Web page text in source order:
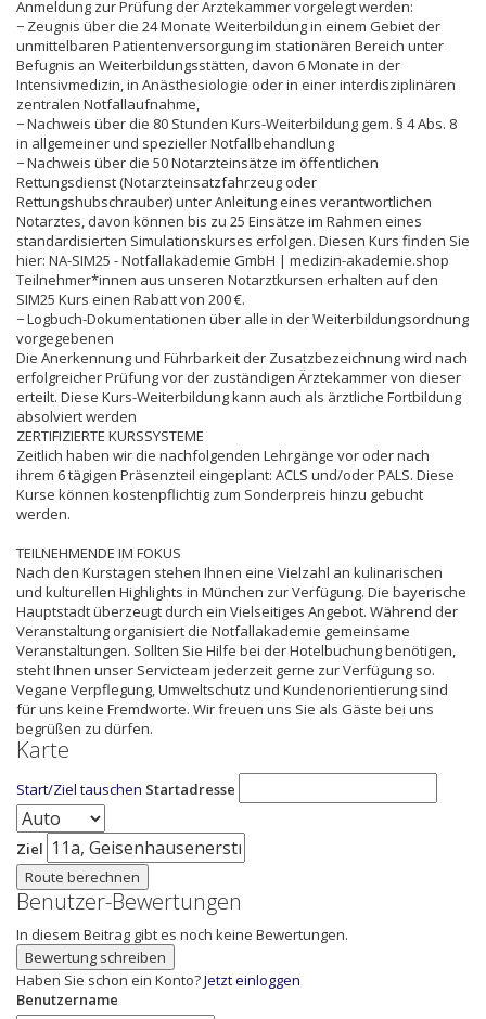
Anmeldung zur Prüfung der Ärztekammer vorgelegt werden:
− Zeugnis über die 24 Monate Weiterbildung in einem Gebiet der
unmittelbaren Patientenversorgung im stationären Bereich unter
Befugnis an Weiterbildungsstätten, davon 6 Monate in der
Intensivmedizin, in Anästhesiologie oder in einer interdisziplinären
zentralen Notfallaufnahme,
− Nachweis über die 80 Stunden Kurs-Weiterbildung gem. § 4 Abs. 8
in allgemeiner und spezieller Notfallbehandlung
− Nachweis über die 50 Notarzteinsätze im öffentlichen
Rettungsdienst (Notarzteinsatzfahrzeug oder
Rettungshubschrauber) unter Anleitung eines verantwortlichen
Notarztes, davon können bis zu 25 Einsätze im Rahmen eines
standardisierten Simulationskurses erfolgen. Diesen Kurs finden Sie
hier: NA-SIM25 - Notfallakademie GmbH | medizin-akademie.shop
Teilnehmer*innen aus unseren Notarztkursen erhalten auf den
SIM25 Kurs einen Rabatt von 200 €.
− Logbuch-Dokumentationen über alle in der Weiterbildungsordnung
vorgegebenen
Die Anerkennung und Führbarkeit der Zusatzbezeichnung wird nach
erfolgreicher Prüfung vor der zuständigen Ärztekammer von dieser
erteilt. Diese Kurs-Weiterbildung kann auch als ärztliche Fortbildung
absolviert werden
ZERTIFIZIERTE KURSSYSTEME
Zeitlich haben wir die nachfolgenden Lehrgänge vor oder nach
ihrem 6 tägigen Präsenzteil eingeplant: ACLS und/oder PALS. Diese
Kurse können kostenpflichtig zum Sonderpreis hinzu gebucht
werden.
TEILNEHMENDE IM FOKUS
Nach den Kurstagen stehen Ihnen eine Vielzahl an kulinarischen
und kulturellen Highlights in München zur Verfügung. Die bayerische
Hauptstadt überzeugt durch ein Vielseitiges Angebot. Während der
Veranstaltung organisiert die Notfallakademie gemeinsame
Veranstaltungen. Sollten Sie Hilfe bei der Hotelbuchung benötigen,
steht Ihnen unser Servicteam jederzeit gerne zur Verfügung so.
Vegane Verpflegung, Umweltschutz und Kundenorientierung sind
für uns keine Fremdworte. Wir freuen uns Sie als Gäste bei uns
begrüßen zu dürfen.
Karte
Start/Ziel tauschen Startadresse
Ziel
Route berechnen
Benutzer-Bewertungen
In diesem Beitrag gibt es noch keine Bewertungen.
Bewertung schreiben
Haben Sie schon ein Konto?Jetzt einloggen
Benutzername